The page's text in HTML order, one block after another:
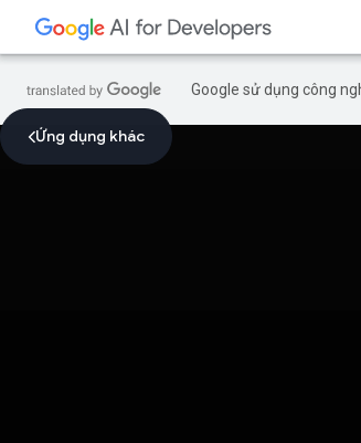
Google sử dụng công
Ứng dụng khác